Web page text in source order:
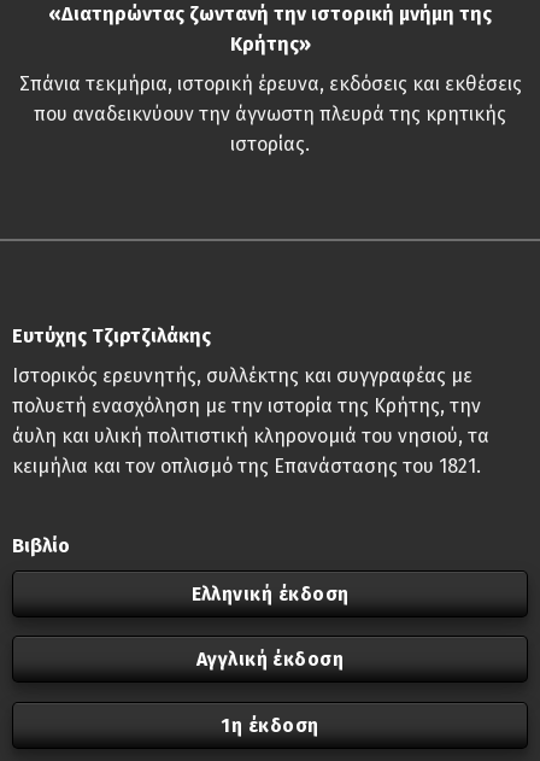
«Διατηρώντας ζωντανή την ιστορική μνήμη της
Κρήτης»
Σπάνια τεκμήρια, ιστορική έρευνα, εκδόσεις και εκθέσεις
που αναδεικνύουν την άγνωστη πλευρά της κρητικής
ιστορίας.
Ευτύχης Τζιρτζιλάκης
Ιστορικός ερευνητής, συλλέκτης και συγγραφέας με
πολυετή ενασχόληση με την ιστορία της Κρήτης, την
άυλη και υλική πολιτιστική κληρονομιά του νησιού, τα
κειμήλια και τον οπλισμό της Επανάστασης του 1821.
Βιβλίο
Ελληνική έκδοση
Αγγλική έκδοση
1η έκδοση